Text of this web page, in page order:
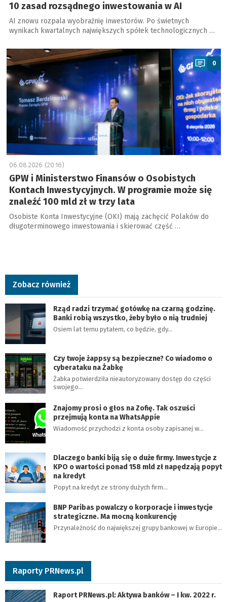
10 zasad rozsądnego inwestowania w AI
AI znowu rozpala wyobraźnię inwestorów. Po świetnych
wynikach kwartalnych największych spółek technologicznych …
a
0
06.08.2026 (20:16)
GPW i Ministerstwo Finansów o Osobistych
Kontach Inwestycyjnych. W programie może się
znaleźć 100 mld zł w trzy lata
Osobiste Konta Inwestycyjne (OKI) mają zachęcić Polaków do
długoterminowego inwestowania i skierować część …
Zobacz również
Rząd radzi trzymać gotówkę na czarną godzinę.
Banki robią wszystko, żeby było o nią trudniej
Osiem lat temu pytałem, co będzie, gdy…
Czy twoje żappsy są bezpieczne? Co wiadomo o
cyberataku na Żabkę
Żabka potwierdziła nieautoryzowany dostęp do części
swojego…
Znajomy prosi o głos na Zofię. Tak oszuści
przejmują konta na WhatsAppie
Wiadomość przychodzi z konta osoby zapisanej w…
Dlaczego banki biją się o duże firmy. Inwestycje z
KPO o wartości ponad 158 mld zł napędzają popyt
na kredyt
Popyt na kredyt ze strony dużych firm…
BNP Paribas powalczy o korporacje i inwestycje
strategiczne. Ma mocną konkurencję
Przynależność do największej grupy bankowej w Europie…
Raporty PRNews.pl
Raport PRNews.pl: Aktywa banków – I kw. 2022 r.